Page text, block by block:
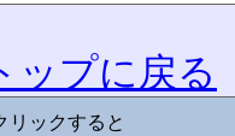
プに戻る
リックすると